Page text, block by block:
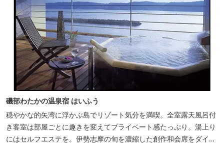
磯部わたかの温泉宿 はいふう
穏やかな的矢湾に浮かぶ島でリゾート気分を満喫。全室露天風呂付
き客室は部屋ごとに趣きを変えてプライベート感たっぷり。湯上り
にはセルフエステを。伊勢志摩の旬を濃縮した創作和会席をダイニ